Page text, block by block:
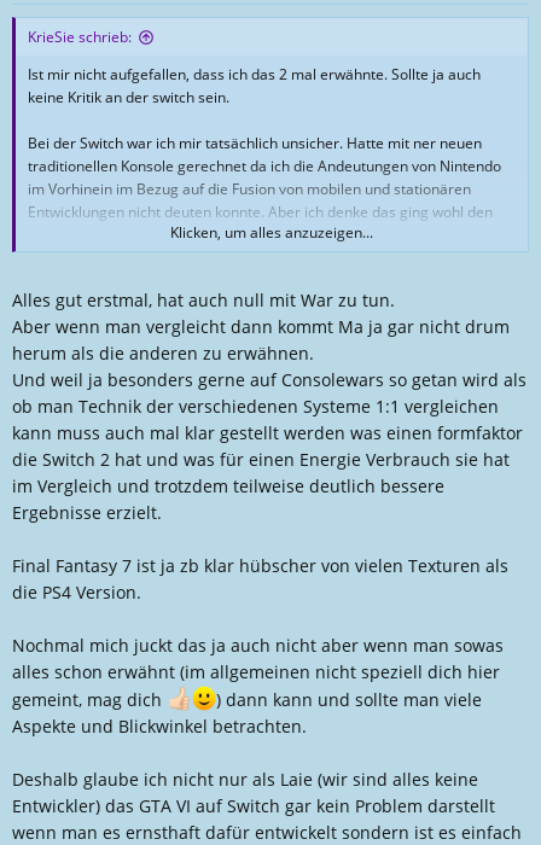
t
l
l
r
s
a
t
m
KrieSie schrieb:
Ist mir nicht aufgefallen, dass ich das 2 mal erwähnte. Sollte ja auch
keine Kritik an der switch sein.
Bei der Switch war ich mir tatsächlich unsicher. Hatte mit ner neuen
traditionellen Konsole gerechnet da ich die Andeutungen von Nintendo
im Vorhinein im Bezug auf die Fusion von mobilen und stationären
Entwicklungen nicht deuten konnte. Aber ich denke das ging wohl den
mobilen Komponenten habe ich mir die Switch 2 geholt und ich benutze
sie so oft es eben nur geht weil es ein granatenmäßig geiles Teil ist.
Ich denk da auch garnicht so viel drüber nach. Ich zock einfach das,
worauf ich Lust hab und ich muss sagen, sollte ich mich für ein System
entscheiden... puh. kein plan. Alle geil.
mir geht das jetzt aber schon zu sehr in Richtung 'war' und man sollte im
Herstellerbereich diverse Dinge außen vor lassen. Im war mache ich
mich gerne mal dumm über etwas lustig. Darf man ja auch.
Klicken, um alles anzuzeigen...
Alles gut erstmal, hat auch null mit War zu tun.
Aber wenn man vergleicht dann kommt Ma ja gar nicht drum
herum als die anderen zu erwähnen.
Und weil ja besonders gerne auf Consolewars so getan wird als
ob man Technik der verschiedenen Systeme 1:1 vergleichen
kann muss auch mal klar gestellt werden was einen formfaktor
die Switch 2 hat und was für einen Energie Verbrauch sie hat
im Vergleich und trotzdem teilweise deutlich bessere
Ergebnisse erzielt.
Final Fantasy 7 ist ja zb klar hübscher von vielen Texturen als
die PS4 Version.
Nochmal mich juckt das ja auch nicht aber wenn man sowas
alles schon erwähnt (im allgemeinen nicht speziell dich hier
gemeint, mag dich
) dann kann und sollte man viele
Aspekte und Blickwinkel betrachten.
Deshalb glaube ich nicht nur als Laie (wir sind alles keine
Entwickler) das GTA VI auf Switch gar kein Problem darstellt
wenn man es ernsthaft dafür entwickelt sondern ist es einfach